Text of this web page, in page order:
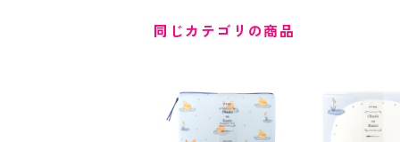
同じカテゴリの商品